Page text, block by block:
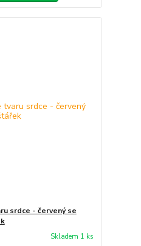
srdce - červený se
Skladem 1 ks